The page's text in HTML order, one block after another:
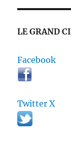
LE GRAND
Facebook
Twitter X